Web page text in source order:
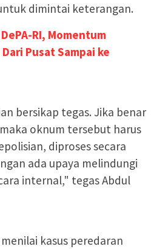
dimintai keterangan.
RI, Momentum
Pusat Sampai ke
bersikap tegas. Jika benar
oknum tersebut harus
diproses secara
ada upaya melindungi
internal," tegas Abdul
kasus peredaran